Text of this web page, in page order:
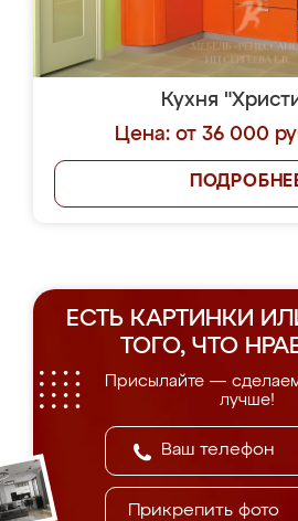
Кухня
Цена: от 36 000
ЕСТЬ КАРТИНКИ
ТОГО, ЧТО
Присылайте —
лучше!
Прикрепить фото